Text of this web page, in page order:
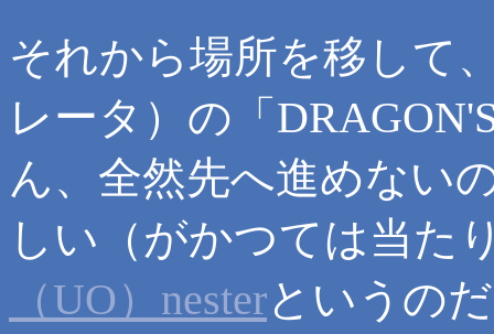
それから場所を移して
レータ）の「
ん、全然先へ進めない
しい（がかつては当た
（UO）nesterというの